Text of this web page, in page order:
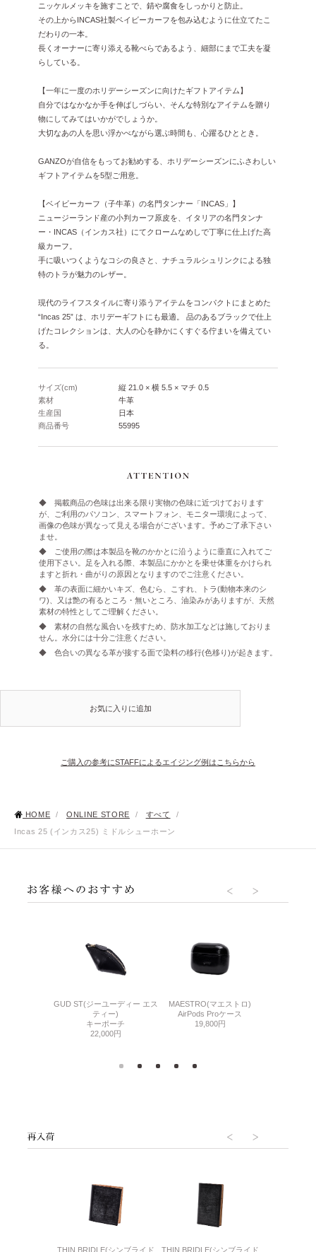
ニッケルメッキを施すことで、錆や腐食をしっかりと防止。
その上からINCAS社製ベイビーカーフを包み込むように仕立てたこ
だわりの一本。
長くオーナーに寄り添える靴べらであるよう、細部にまで工夫を凝
らしている。
【一年に一度のホリデーシーズンに向けたギフトアイテム】
自分ではなかなか手を伸ばしづらい、そんな特別なアイテムを贈り
物にしてみてはいかがでしょうか。
大切なあの人を思い浮かべながら選ぶ時間も、心躍るひととき。
GANZOが自信をもってお勧めする、ホリデーシーズンにふさわしい
ギフトアイテムを5型ご用意。
【ベイビーカーフ（子牛革）の名門タンナー「INCAS」】
ニュージーランド産の小判カーフ原皮を、イタリアの名門タンナ
ー・INCAS（インカス社）にてクロームなめしで丁寧に仕上げた高
級カーフ。
手に吸いつくようなコシの良さと、ナチュラルシュリンクによる独
特のトラが魅力のレザー。
現代のライフスタイルに寄り添うアイテムをコンパクトにまとめた
“Incas 25” は、ホリデーギフトにも最適。
品のあるブラックで仕上
げたコレクションは、大人の心を静かにくすぐる佇まいを備えてい
る。
サイズ(cm)
縦 21.0 × 横 5.5 × マチ 0.5
素材
牛革
生産国
日本
商品番号
55995
◆ 掲載商品の色味は出来る限り実物の色味に近づけております
が、ご利用のパソコン、スマートフォン、モニター環境によって、
画像の色味が異なって見える場合がございます。予めご了承下さい
ませ。
◆ ご使用の際は本製品を靴のかかとに沿うように垂直に入れてご
使用下さい。足を入れる際、本製品にかかとを乗せ体重をかけられ
ますと折れ・曲がりの原因となりますのでご注意ください。
◆ 革の表面に細かいキズ、色むら、こすれ、トラ(動物本来のシ
ワ)、又は艶の有るところ・無いところ、油染みがありますが、天然
素材の特性としてご理解ください。
◆ 素材の自然な風合いを残すため、防水加工などは施しておりま
せん。水分には十分ご注意ください。
◆ 色合いの異なる革が接する面で染料の移行(色移り)が起きます。
お気に入りに追加
ご購入の参考にSTAFFによるエイジング例はこちらから
HOME / ONLINE STORE / すべて
/
Incas 25 (インカス25) ミドルシューホーン
GUD ST(ジーユーディー エス
ティー)
キーポーチ
22,000円
MAESTRO(マエストロ)
AirPods Proケース
19,800円
THIN BRIDLE(シンブライド THIN BRIDLE(シンブライド